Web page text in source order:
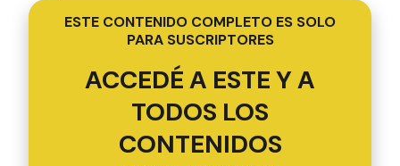
ESTE CONTENIDO COMPLETO ES SOLO
PARA SUSCRIPTORES
ACCEDÉ A ESTE Y A
TODOS LOS
CONTENIDOS